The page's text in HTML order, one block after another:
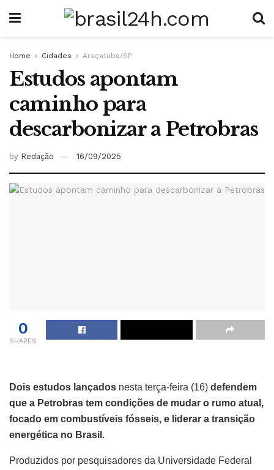
Home Cidades Araçatuba/SP
Estudos apontam
caminho para
descarbonizar a Petrobras
by Redação 16/09/2025
0
SHARES
Dois estudos lançados nesta terça-feira (16) defendem
que a Petrobras tem condições de mudar o rumo atual,
focado em combustíveis fósseis, e liderar a transição
energética no Brasil .
Produzidos por pesquisadores da Universidade Federal